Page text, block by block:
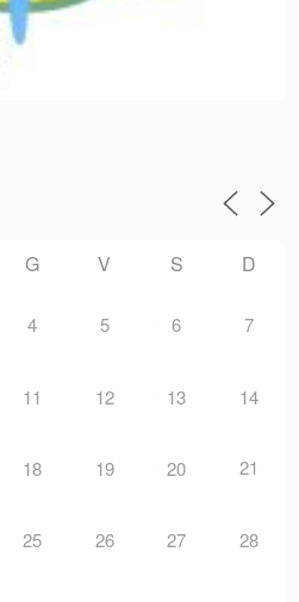
G V S D
4 5 6 7
11 12 13 14
18 19 20 21
25 26 27 28